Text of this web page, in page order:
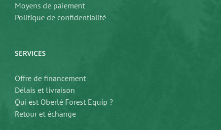
Moyens de paiement
Politique de confidentialité
SERVICES
Offre de financement
Délais et livraison
Qui est Oberlé Forest Equip ?
Retour et échange